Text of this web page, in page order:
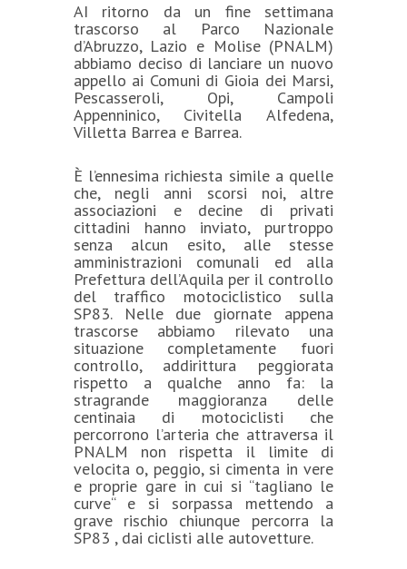
AI ritorno da un fine settimana
trascorso al Parco Nazionale
d’Abruzzo, Lazio e Molise (PNALM)
abbiamo deciso di lanciare un nuovo
appello ai Comuni di Gioia dei Marsi,
Pescasseroli, Opi, Campoli
Appenninico, Civitella Alfedena,
Villetta Barrea e Barrea.
È l’ennesima richiesta simile a quelle
che, negli anni scorsi noi, altre
associazioni e decine di privati
cittadini hanno inviato, purtroppo
senza alcun esito, alle stesse
amministrazioni comunali ed alla
Prefettura dell’Aquila per il controllo
del traffico motociclistico sulla
SP83. Nelle due giornate appena
trascorse abbiamo rilevato una
situazione completamente fuori
controllo, addirittura peggiorata
rispetto a qualche anno fa: la
stragrande maggioranza delle
centinaia di motociclisti che
percorrono l’arteria che attraversa il
PNALM non rispetta il limite di
velocita o, peggio, si cimenta in vere
e proprie gare in cui si “tagliano le
curve“ e si sorpassa mettendo a
grave rischio chiunque percorra la
SP83 , dai ciclisti alle autovetture.